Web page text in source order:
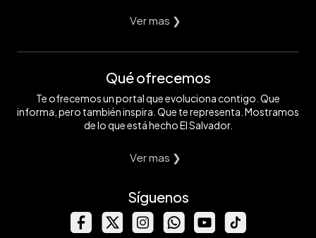
Ver mas ❯
Qué ofrecemos
Te ofrecemos un portal que evoluciona contigo. Que
informa, pero también inspira. Que te representa. Mostramos
de lo que está hecho El Salvador.
Ver mas ❯
Síguenos